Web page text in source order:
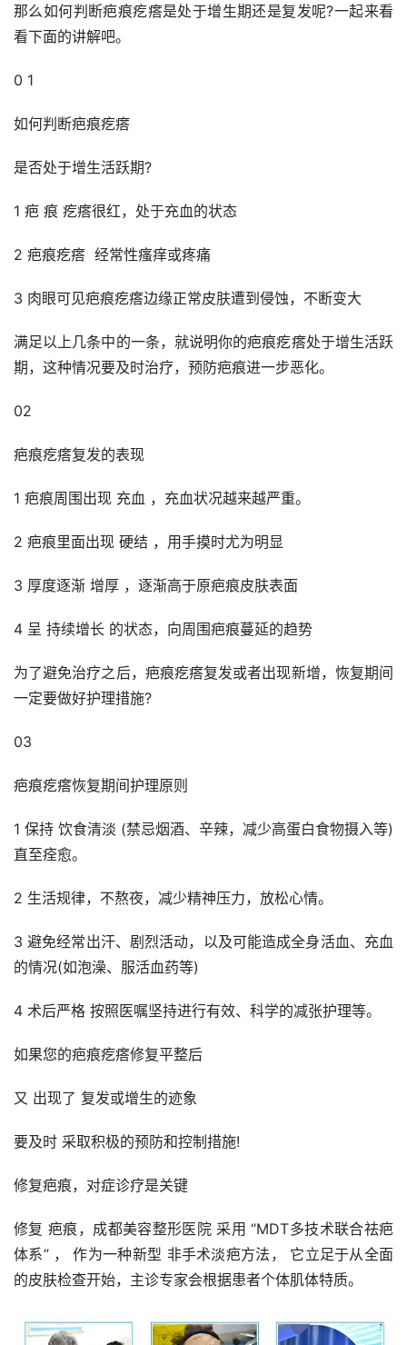
那么如何判断疤痕疙瘩是处于增生期还是复发呢?一起来看
看下面的讲解吧。
0 1
如何判断疤痕疙瘩
是否处于增生活跃期?
1 疤 痕 疙瘩很红，处于充血的状态
2 疤痕疙瘩 ‍ 经常性瘙痒或疼痛 ‍
3 肉眼可见疤痕疙瘩边缘正常皮肤遭到侵蚀，不断变大
满足以上几条中的一条，就说明你的疤痕疙瘩处于增生活跃
期，这种情况要及时治疗，预防疤痕进一步恶化。
02
疤痕疙瘩复发的表现
1 疤痕周围出现 充血 ，充血状况越来越严重。
2 疤痕里面出现 硬结 ，用手摸时尤为明显
3 厚度逐渐 增厚 ，逐渐高于原疤痕皮肤表面
4 呈 持续增长 的状态，向周围疤痕蔓延的趋势
为了避免治疗之后，疤痕疙瘩复发或者出现新增，恢复期间
一定要做好护理措施?
03
疤痕疙瘩恢复期间护理原则
1 保持 饮食清淡 (禁忌烟酒、辛辣，减少高蛋白食物摄入等)
直至痊愈。
2 生活规律，不熬夜，减少精神压力，放松心情。
3 避免经常出汗、剧烈活动，以及可能造成全身活血、充血
的情况(如泡澡、服活血药等)
4 术后严格 按照医嘱坚持进行有效、科学的减张护理等。
如果您的疤痕疙瘩修复平整后
又 出现了 复发或增生的迹象
要及时 采取积极的预防和控制措施!
修复疤痕，对症诊疗是关键
修复 疤痕，成都美容整形医院 采用 “MDT多技术联合祛疤
体系” ， 作为一种新型 非手术淡疤方法， 它立足于从全面
的皮肤检查开始，主诊专家会根据患者个体肌体特质。